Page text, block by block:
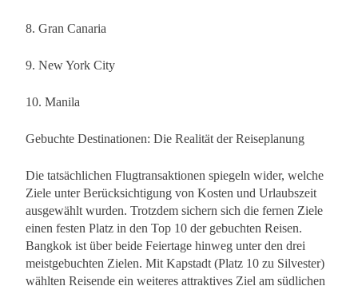
8. Gran Canaria
9. New York City
10. Manila
Gebuchte Destinationen: Die Realität der Reiseplanung
Die tatsächlichen Flugtransaktionen spiegeln wider, welche
Ziele unter Berücksichtigung von Kosten und Urlaubszeit
ausgewählt wurden. Trotzdem sichern sich die fernen Ziele
einen festen Platz in den Top 10 der gebuchten Reisen.
Bangkok ist über beide Feiertage hinweg unter den drei
meistgebuchten Zielen. Mit Kapstadt (Platz 10 zu Silvester)
wählten Reisende ein weiteres attraktives Ziel am südlichen